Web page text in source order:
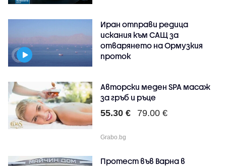
Иран отправи редица
искания към САЩ за
отварянето на Ормузкия
проток
Авторски меден SPA масаж
за гръб и ръце
55.30 € 79.00 €
Grabo.bg
Протест във Варна в